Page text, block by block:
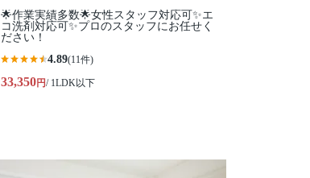
🌟作業実績多数🌟女性スタッフ対応可✨エ
コ洗剤対応可✨プロのスタッフにお任せく
ださい！
4.89(11件)
33,350円/ 1LDK以下